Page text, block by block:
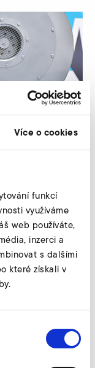
Více o cookies
funkcí
využíváme
web používáte,
inzerci a
s dalšími
které získali v
Vašich
k dispozici.